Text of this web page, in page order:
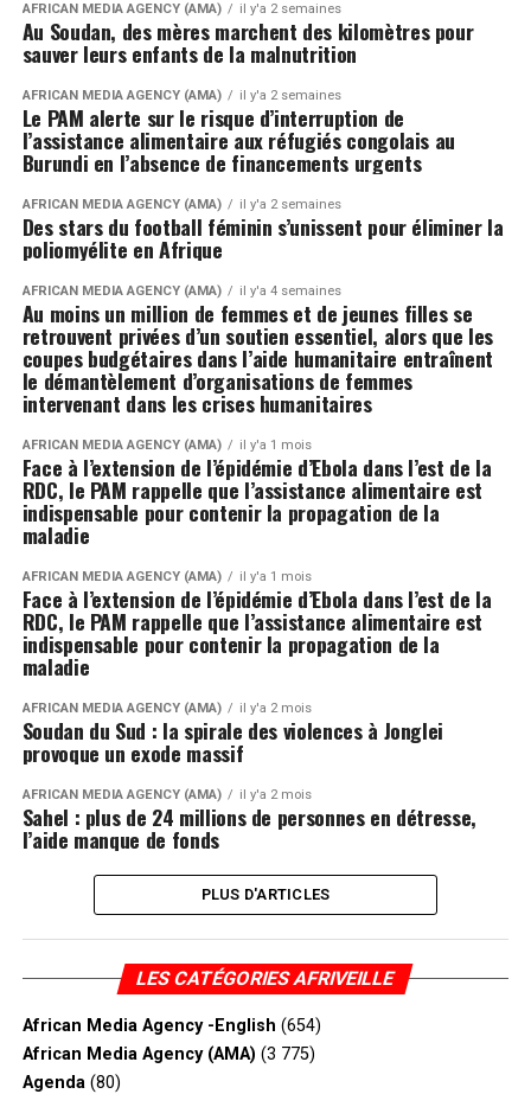
AFRICAN MEDIA AGENCY (AMA) il y'a 2 semaines
Au Soudan, des mères marchent des kilomètres pour
sauver leurs enfants de la malnutrition
AFRICAN MEDIA AGENCY (AMA) il y'a 2 semaines
Le PAM alerte sur le risque d’interruption de
l’assistance alimentaire aux réfugiés congolais au
Burundi en l’absence de financements urgents
AFRICAN MEDIA AGENCY (AMA) il y'a 2 semaines
Des stars du football féminin s’unissent pour éliminer la
poliomyélite en Afrique
AFRICAN MEDIA AGENCY (AMA) il y'a 4 semaines
Au moins un million de femmes et de jeunes filles se
retrouvent privées d’un soutien essentiel, alors que les
coupes budgétaires dans l’aide humanitaire entraînent
le démantèlement d’organisations de femmes
intervenant dans les crises humanitaires
AFRICAN MEDIA AGENCY (AMA) il y'a 1 mois
Face à l’extension de l’épidémie d’Ebola dans l’est de la
RDC, le PAM rappelle que l’assistance alimentaire est
indispensable pour contenir la propagation de la
maladie
AFRICAN MEDIA AGENCY (AMA) il y'a 1 mois
Face à l’extension de l’épidémie d’Ebola dans l’est de la
RDC, le PAM rappelle que l’assistance alimentaire est
indispensable pour contenir la propagation de la
maladie
AFRICAN MEDIA AGENCY (AMA) il y'a 2 mois
Soudan du Sud : la spirale des violences à Jonglei
provoque un exode massif
AFRICAN MEDIA AGENCY (AMA) il y'a 2 mois
Sahel : plus de 24 millions de personnes en détresse,
l’aide manque de fonds
PLUS D'ARTICLES
LES CATÉGORIES AFRIVEILLE
African Media Agency -English (654)
African Media Agency (AMA) (3 775)
Agenda(80)